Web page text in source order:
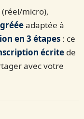
(réel/micro),
adaptée à
en 3 étapes : ce
écrite de
avec votre